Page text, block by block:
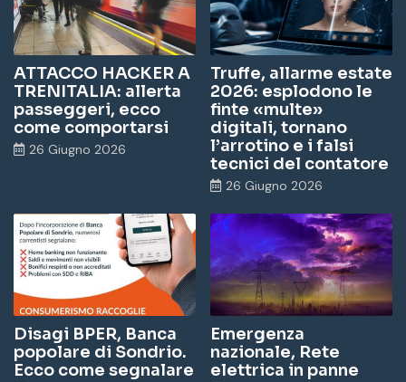
ATTACCO HACKER A
TRENITALIA: allerta
passeggeri, ecco
come comportarsi
26 Giugno 2026
Truffe, allarme estate
2026: esplodono le
finte «multe»
digitali, tornano
l’arrotino e i falsi
tecnici del contatore
26 Giugno 2026
Disagi BPER, Banca
popolare di Sondrio.
Ecco come segnalare
Emergenza
nazionale, Rete
elettrica in panne